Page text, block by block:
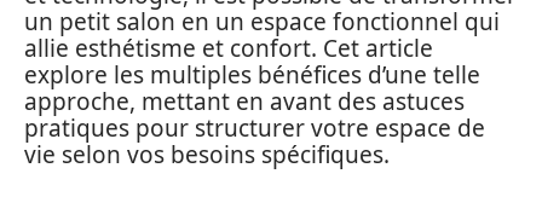
un petit salon en un espace fonctionnel qui
allie esthétisme et confort. Cet article
explore les multiples bénéfices d’une telle
approche, mettant en avant des astuces
pratiques pour structurer votre espace de
vie selon vos besoins spécifiques.